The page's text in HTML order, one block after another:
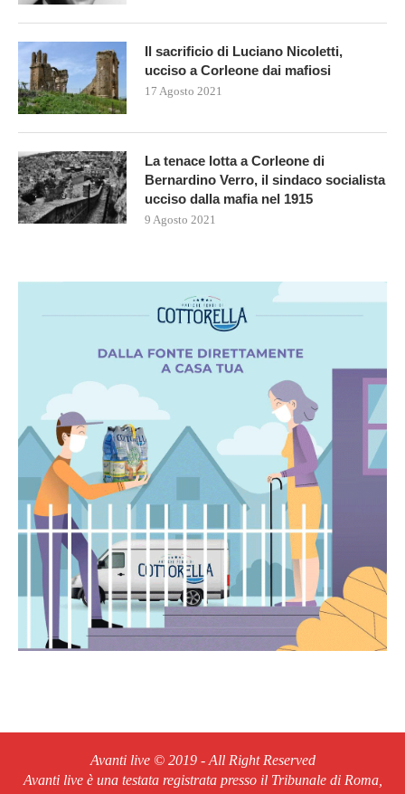
Il sacrificio di Luciano Nicoletti,
ucciso a Corleone dai mafiosi
17 Agosto 2021
La tenace lotta a Corleone di
Bernardino Verro, il sindaco socialista
ucciso dalla mafia nel 1915
9 Agosto 2021
Avanti live © 2019 - All Right Reserved
Avanti live è una testata registrata presso il Tribunale di Roma,